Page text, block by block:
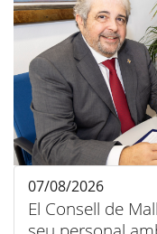
El Consell de
07/08/2026